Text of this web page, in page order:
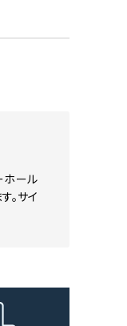
ホール
。サイ